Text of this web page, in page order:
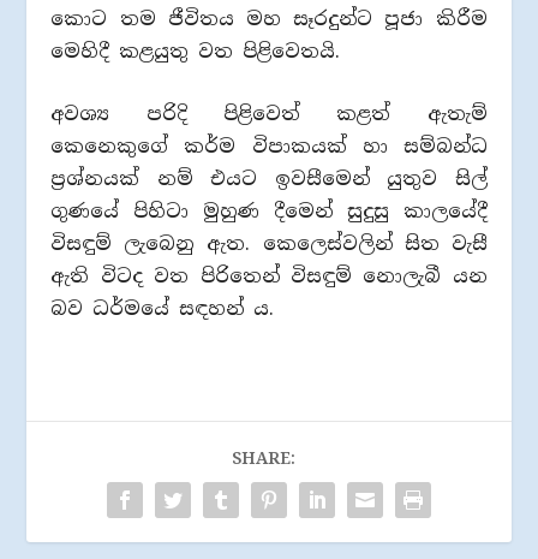
කොට තම ජීවිතය මහ සෑරදුන්ට පූජා කිරීම
මෙහිදී කළයුතු වත පිළිවෙතයි.
අවශ්‍ය පරිදි පිළිවෙත් කළත් ඇතැම්
කෙනෙකුගේ කර්ම විපාකයක් හා සම්බන්ධ
ප්‍රශ්නයක් නම් එයට ඉවසීමෙන් යුතුව සිල්
ගුණයේ පිහිටා මුහුණ දීමෙන් සුදුසු කාලයේදී
විසඳුම් ලැබෙනු ඇත. කෙලෙස්වලින් සිත වැසී
ඇති විටද වත පිරිතෙන් විසඳුම් නොලැබී යන
බව ධර්මයේ සඳහන් ය.
SHARE: